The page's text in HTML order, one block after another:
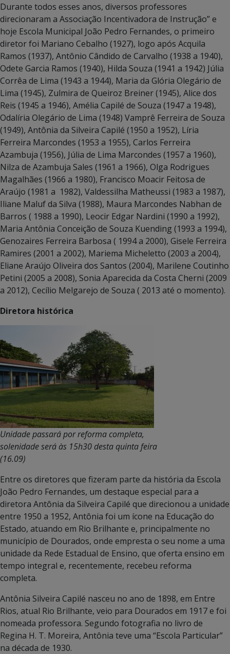
Durante todos esses anos, diversos professores
direcionaram a Associação Incentivadora de Instrução” e
hoje Escola Municipal João Pedro Fernandes, o primeiro
diretor foi Mariano Cebalho (1927), logo após Acquila
Ramos (1937), Antônio Cândido de Carvalho (1938 a 1940),
Odete Garcia Ramos (1940), Hilda Souza (1941 a 1942) Júlia
Corrêa de Lima (1943 a 1944), Maria da Glória Olegário de
Lima (1945), Zulmira de Queiroz Breiner (1945), Alice dos
Reis (1945 a 1946), Amélia Capilé de Souza (1947 a 1948),
Odalíria Olegário de Lima (1948) Vamprê Ferreira de Souza
(1949), Antônia da Silveira Capilé (1950 a 1952), Líria
Ferreira Marcondes (1953 a 1955), Carlos Ferreira
Azambuja (1956), Júlia de Lima Marcondes (1957 a 1960),
Nilza de Azambuja Sales (1961 a 1966), Olga Rodrigues
Magalhães (1966 a 1980), Francisco Moacir Feitosa de
Araújo (1981 a 1982), Valdessilha Matheussi (1983 a 1987),
Iliane Maluf da Silva (1988), Maura Marcondes Nabhan de
Barros ( 1988 a 1990), Leocir Edgar Nardini (1990 a 1992),
Maria Antônia Conceição de Souza Kuending (1993 a 1994),
Genozaires Ferreira Barbosa ( 1994 a 2000), Gisele Ferreira
Ramires (2001 a 2002), Mariema Micheletto (2003 a 2004),
Eliane Araújo Oliveira dos Santos (2004), Marilene Coutinho
Petini (2005 a 2008), Sonia Aparecida da Costa Cherni (2009
a 2012), Cecílio Melgarejo de Souza ( 2013 até o momento).
Diretora histórica
Unidade passará por reforma completa,
solenidade será às 15h30 desta quinta feira
(16.09)
Entre os diretores que fizeram parte da história da Escola
João Pedro Fernandes, um destaque especial para a
diretora Antônia da Silveira Capilé que direcionou a unidade
entre 1950 a 1952, Antônia foi um ícone na Educação do
Estado, atuando em Rio Brilhante e, principalmente no
município de Dourados, onde empresta o seu nome a uma
unidade da Rede Estadual de Ensino, que oferta ensino em
tempo integral e, recentemente, recebeu reforma
completa.
Antônia Silveira Capilé nasceu no ano de 1898, em Entre
Rios, atual Rio Brilhante, veio para Dourados em 1917 e foi
nomeada professora. Segundo fotografia no livro de
Regina H. T. Moreira, Antônia teve uma “Escola Particular”
na década de 1930.